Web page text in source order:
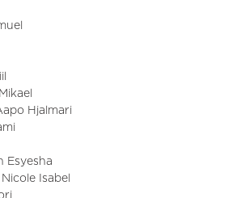
Hjalmari
Esyesha
Isabel